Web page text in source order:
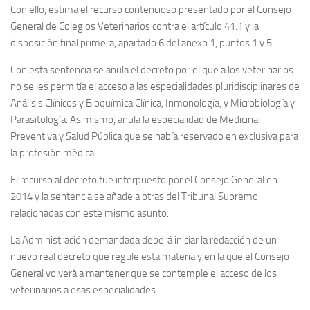
Con ello, estima el recurso contencioso presentado por el Consejo
General de Colegios Veterinarios contra el artículo 41.1 y la
disposición final primera, apartado 6 del anexo 1, puntos 1 y 5.
Con esta sentencia se anula el decreto por el que a los veterinarios
no se les permitía el acceso a las especialidades pluridisciplinares de
Análisis Clínicos y Bioquímica Clínica, Inmonología, y Microbiología y
Parasitología. Asimismo, anula la especialidad de Medicina
Preventiva y Salud Pública que se había reservado en exclusiva para
la profesión médica.
El recurso al decreto fue interpuesto por el Consejo General en
2014 y la sentencia se añade a otras del Tribunal Supremo
relacionadas con este mismo asunto.
La Administración demandada deberá iniciar la redacción de un
nuevo real decreto que regule esta materia y en la que el Consejo
General volverá a mantener que se contemple el acceso de los
veterinarios a esas especialidades.